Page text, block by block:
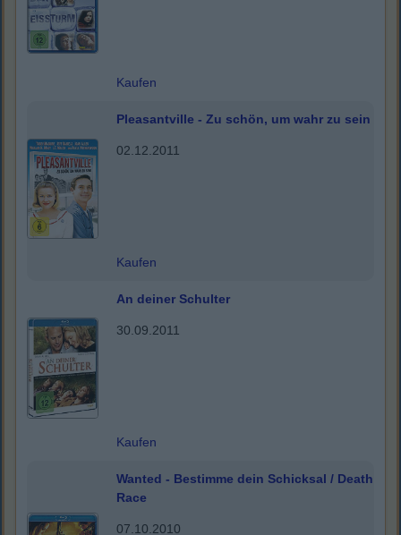
Kaufen
Pleasantville - Zu schön, um wahr zu sein
02.12.2011
Kaufen
An deiner Schulter
30.09.2011
Kaufen
Wanted - Bestimme dein Schicksal / Death
Race
07.10.2010